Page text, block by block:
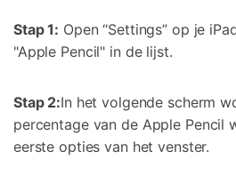
Stap 1: Open “Settings” op je
"Apple Pencil" in de lijst.
Stap 2:In het volgende scherm
percentage van de Apple Pencil
eerste opties van het venster.